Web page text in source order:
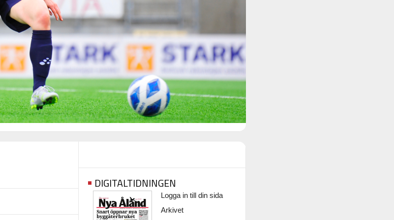
DIGITALTIDNINGEN
Logga in till din sida
Arkivet